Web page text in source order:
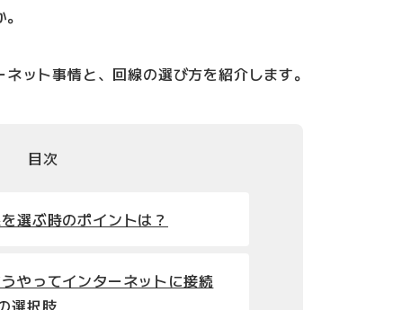
ット事情と、回線の選び方を紹介します。
目次
選ぶ時のポイントは？
やってインターネットに接続